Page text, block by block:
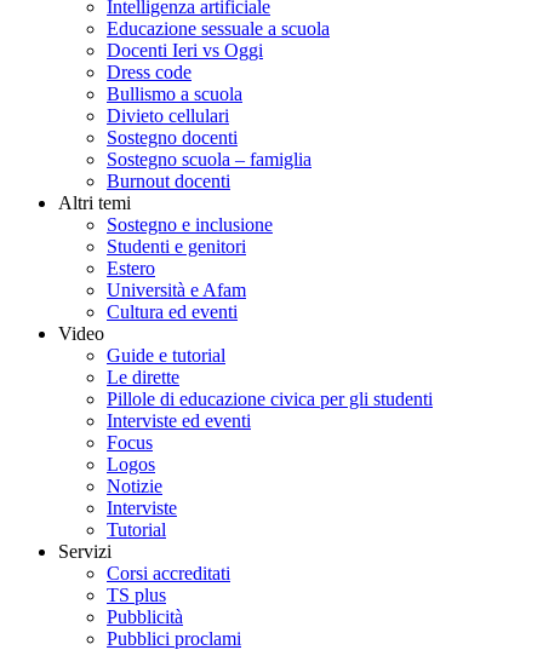
Intelligenza artificiale
Educazione sessuale a scuola
Docenti Ieri vs Oggi
Dress code
Bullismo a scuola
Divieto cellulari
Sostegno docenti
Sostegno scuola – famiglia
Burnout docenti
Altri temi
Sostegno e inclusione
Studenti e genitori
Estero
Università e Afam
Cultura ed eventi
Video
Guide e tutorial
Le dirette
Pillole di educazione civica per gli studenti
Interviste ed eventi
Focus
Logos
Notizie
Interviste
Tutorial
Servizi
Corsi accreditati
TS plus
Pubblicità
Pubblici proclami